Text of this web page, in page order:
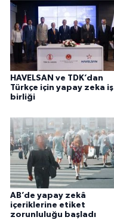
HAVELSAN ve TDK’dan
Türkçe için yapay zeka iş
birliği
AB’de yapay zekâ
içeriklerine etiket
zorunluluğu başladı